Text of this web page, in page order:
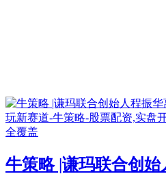
牛策略 |谦玛联合创始